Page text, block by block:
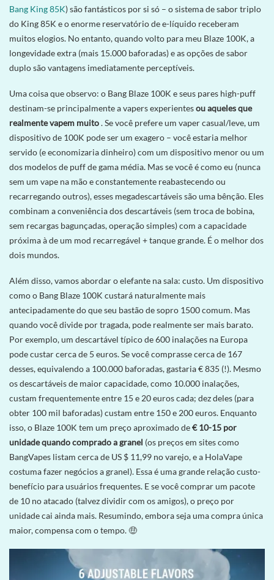
Bang King 85K) são fantásticos por si só – o sistema de sabor triplo
do King 85K e o enorme reservatório de e-líquido receberam
muitos elogios. No entanto, quando volto para meu Blaze 100K, a
longevidade extra (mais 15.000 baforadas) e as opções de sabor
duplo são vantagens imediatamente perceptíveis.
Uma coisa que observo: o Bang Blaze 100K e seus pares high-puff
destinam-se principalmente a vapers experientesou aqueles que
realmente vapem muito. Se você prefere um vaper casual/leve, um
dispositivo de 100K pode ser um exagero – você estaria melhor
servido (e economizaria dinheiro) com um dispositivo menor ou um
dos modelos de puff de gama média. Mas se você é como eu (nunca
sem um vape na mão e constantemente reabastecendo ou
recarregando outros), esses megadescartáveis ​​são uma bênção. Eles
combinam a conveniência dos descartáveis ​​(sem troca de bobina,
sem recargas bagunçadas, operação simples) com a capacidade
próxima à de um mod recarregável + tanque grande. É o melhor dos
dois mundos.
Além disso, vamos abordar o elefante na sala: custo. Um dispositivo
como o Bang Blaze 100K custará naturalmente mais
antecipadamente do que seu bastão de sopro 1500 comum. Mas
quando você divide por tragada, pode realmente ser mais barato.
Por exemplo, um descartável típico de 600 inalações na Europa
pode custar cerca de 5 euros. Se você comprasse cerca de 167
desses, equivalendo a 100.000 baforadas, gastaria € 835 (!). Mesmo
os descartáveis ​​de maior capacidade, como 10.000 inalações,
custam frequentemente entre 15 e 20 euros cada; dez deles (para
obter 100 mil baforadas) custam entre 150 e 200 euros. Enquanto
isso, o Blaze 100K tem um preço aproximado de€ 10-15 por
unidade quando comprado a granel (os preços em sites como
BangVapes listam cerca de US $ 11,99 no varejo, e a HolaVape
costuma fazer negócios a granel). Essa é uma grande relação custo-
benefício para usuários frequentes. E se você comprar um pacote
de 10 no atacado (talvez dividir com os amigos), o preço por
unidade cai ainda mais. Resumindo, embora seja uma compra única
maior, compensa com o tempo. 🤑